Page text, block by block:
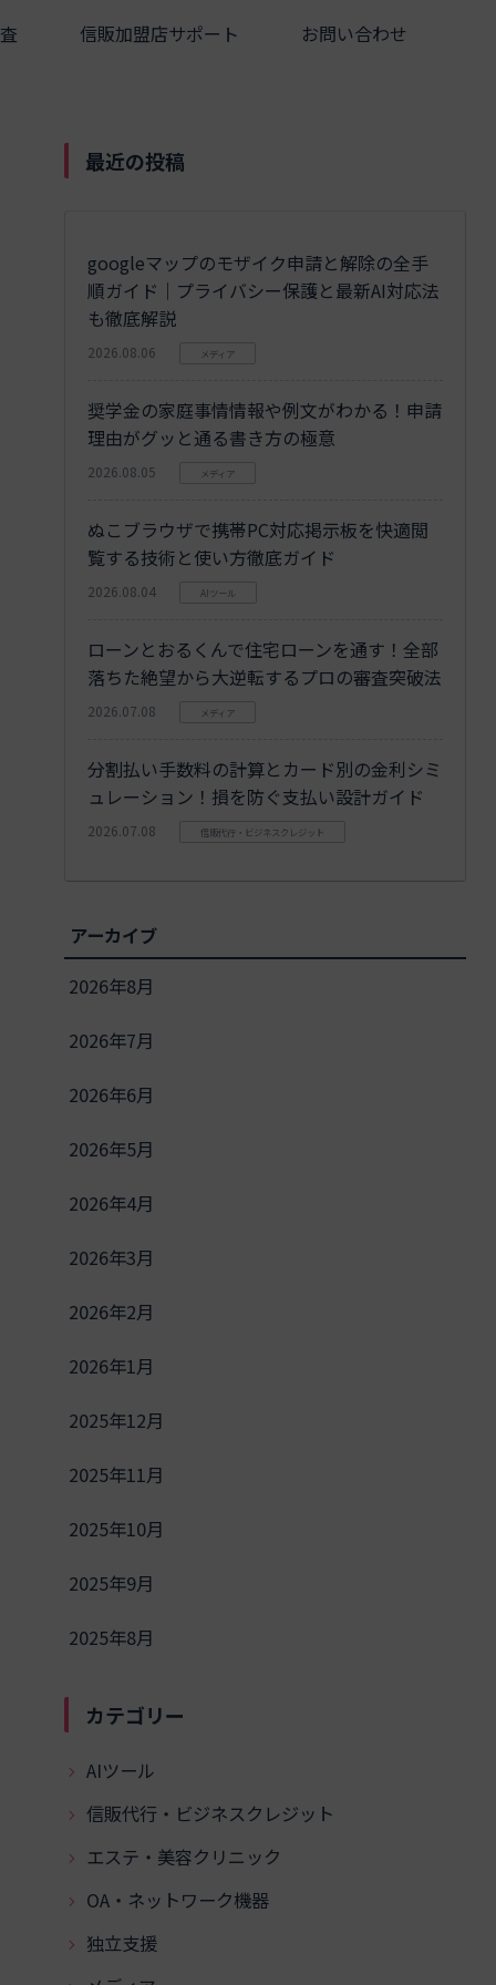
信販加盟店サポート お問い合わせ
最近の投稿
googleマップのモザイク申請と解除の全手
順ガイド｜プライバシー保護と最新AI対応法
も徹底解説
2026.08.06 メディア
奨学金の家庭事情情報や例文がわかる！申請
理由がグッと通る書き方の極意
2026.08.05 メディア
ぬこブラウザで携帯PC対応掲示板を快適閲
覧する技術と使い方徹底ガイド
2026.08.04 AIツール
ローンとおるくんで住宅ローンを通す！全部
落ちた絶望から大逆転するプロの審査突破法
2026.07.08 メディア
分割払い手数料の計算とカード別の金利シミ
ュレーション！損を防ぐ支払い設計ガイド
2026.07.08 信販代行・ビジネスクレジット
アーカイブ
2026年8月
2026年7月
2026年6月
2026年5月
2026年4月
2026年3月
2026年2月
2026年1月
2025年12月
2025年11月
2025年10月
2025年9月
2025年8月
カテゴリー
AIツール
信販代行・ビジネスクレジット
エステ・美容クリニック
OA・ネットワーク機器
独立支援